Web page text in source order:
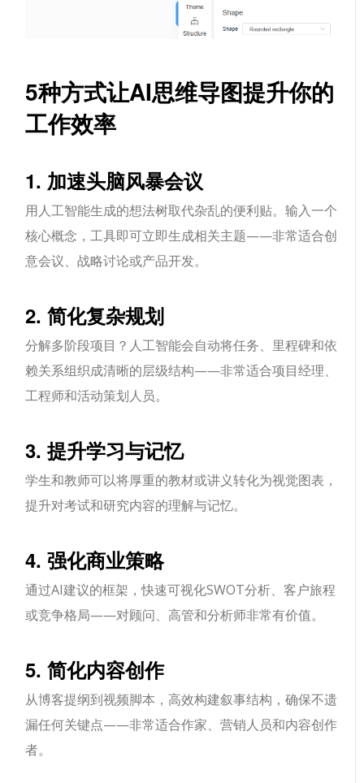
5种方式让AI思维导图提升你的
工作效率
1. 加速头脑风暴会议
用人工智能生成的想法树取代杂乱的便利贴。输入一个
核心概念，工具即可立即生成相关主题——非常适合创
意会议、战略讨论或产品开发。
2. 简化复杂规划
分解多阶段项目？人工智能会自动将任务、里程碑和依
赖关系组织成清晰的层级结构——非常适合项目经理、
工程师和活动策划人员。
3. 提升学习与记忆
学生和教师可以将厚重的教材或讲义转化为视觉图表，
提升对考试和研究内容的理解与记忆。
4. 强化商业策略
通过AI建议的框架，快速可视化SWOT分析、客户旅程
或竞争格局——对顾问、高管和分析师非常有价值。
5. 简化内容创作
从博客提纲到视频脚本，高效构建叙事结构，确保不遗
漏任何关键点——非常适合作家、营销人员和内容创作
者。